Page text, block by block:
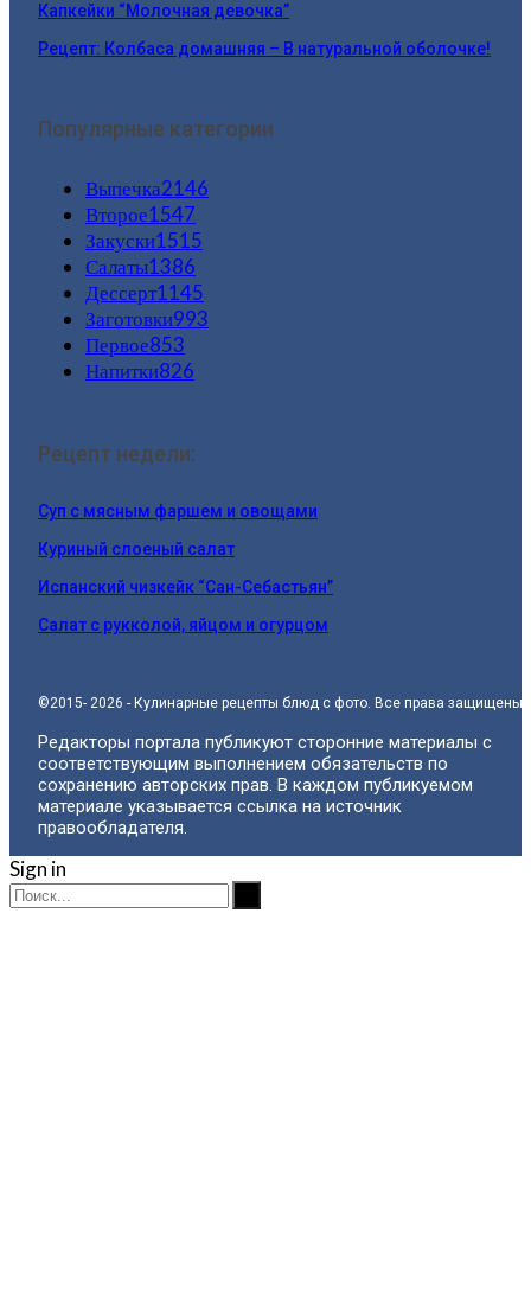
Капкейки “Молочная девочка”
Рецепт: Колбаса домашняя – В натуральной оболочке!
Популярные категории
Выпечка2146
Второе1547
Закуски1515
Салаты1386
Дессерт1145
Заготовки993
Первое853
Напитки826
Рецепт недели:
Суп с мясным фаршем и овощами
Куриный слоеный салат
Испанский чизкейк “Сан-Себастьян”
Салат с рукколой, яйцом и огурцом
©2015- 2026 - Кулинарные рецепты блюд с фото. Все права защищены.
Редакторы портала публикуют сторонние материалы с
соответствующим выполнением обязательств по
сохранению авторских прав. В каждом публикуемом
материале указывается ссылка на источник
правообладателя.
Sign in